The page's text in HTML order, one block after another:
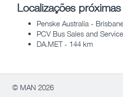
Localizações próximas
Penske Australia -
PCV Bus Sales and
DA.MET - 144 km
© MAN 2026